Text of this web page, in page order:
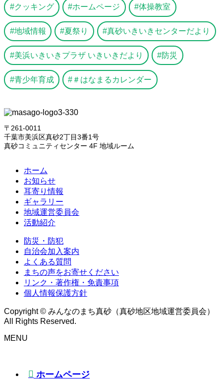
クッキング ホームページ 体操教室
地域情報 夏祭り 真砂いきいきセンターだより
美浜いきいきプラザ いきいきだより 防災
青少年育成 ＃はなまるカレンダー
〒261-0011
千葉市美浜区真砂2丁目3番1号
真砂コミュニティセンター 4F 地域ルーム
ホーム
お知らせ
耳寄り情報
ギャラリー
地域運営委員会
活動紹介
防災・防犯
自治会加入案内
よくある質問
まちの声をお寄せください
リンク・著作権・免責事項
個人情報保護方針
Copyright © みんなのまち真砂（真砂地区地域運営委員会）
All Rights Reserved.
MENU
ホームページ